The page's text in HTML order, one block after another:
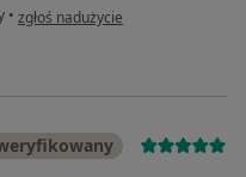
• w opinii użytkownika Kuba
zgłoś nadużycie